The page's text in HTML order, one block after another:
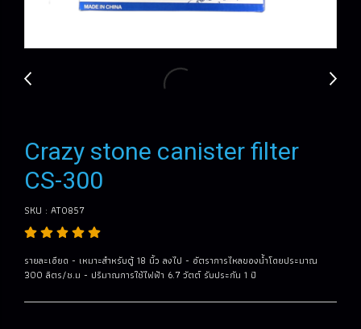
Crazy stone canister filter
CS-300
SKU : AT0857
รายละเอียด - เหมาะสำหรับตู้ 18 นิ้ว ลงไป - อัตราการไหลของน้ำโดยประมาณ
300 ลิตร/ช.ม - ปริมาณการใช้ไฟฟ้า 6.7 วัตต์ รับประกัน 1 ปี